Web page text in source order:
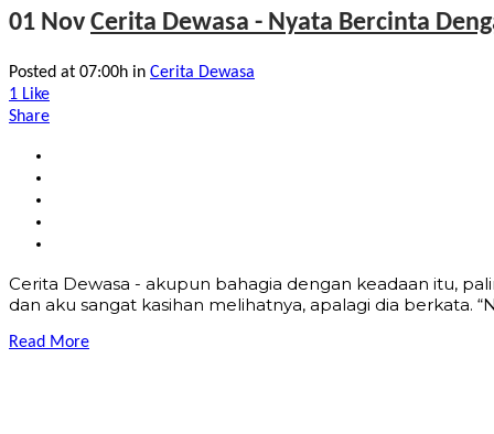
01 Nov Cerita Dewasa - Nyata Bercinta
Posted at 07:00h in Cerita Dewasa
1 Like
Share
Cerita Dewasa - akupun bahagia dengan keadaan itu,
dan aku sangat kasihan melihatnya, apalagi dia berkata.
Read More